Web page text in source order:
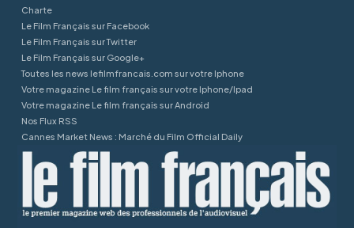
Charte
Le Film Français sur Facebook
Le Film Français sur Twitter
Le Film Français sur Google+
Toutes les news lefilmfrancais.com sur votre Iphone
Votre magazine Le film français sur votre Iphone/Ipad
Votre magazine Le film français sur Android
Nos Flux RSS
Cannes Market News : Marché du Film Official Daily